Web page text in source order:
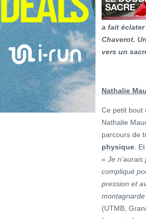
a fait
Chaverot.
vers un
Nathalie
Ce petit bout
Nathalie
parcours de
physique .
« Je
compliqué
pression et
montagnarde
(UTMB,